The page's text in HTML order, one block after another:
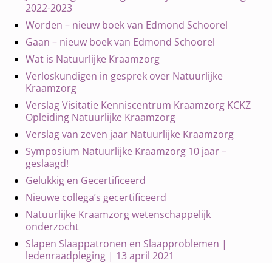
2022-2023
Worden – nieuw boek van Edmond Schoorel
Gaan – nieuw boek van Edmond Schoorel
Wat is Natuurlijke Kraamzorg
Verloskundigen in gesprek over Natuurlijke
Kraamzorg
Verslag Visitatie Kenniscentrum Kraamzorg KCKZ
Opleiding Natuurlijke Kraamzorg
Verslag van zeven jaar Natuurlijke Kraamzorg
Symposium Natuurlijke Kraamzorg 10 jaar –
geslaagd!
Gelukkig en Gecertificeerd
Nieuwe collega’s gecertificeerd
Natuurlijke Kraamzorg wetenschappelijk
onderzocht
Slapen Slaappatronen en Slaapproblemen |
ledenraadpleging | 13 april 2021